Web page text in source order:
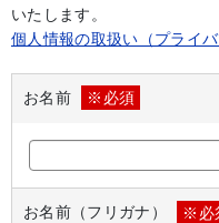
いたします。
個人情報の取扱い（プライバ
お名前 ※必須
お名前（フリガナ） ※必